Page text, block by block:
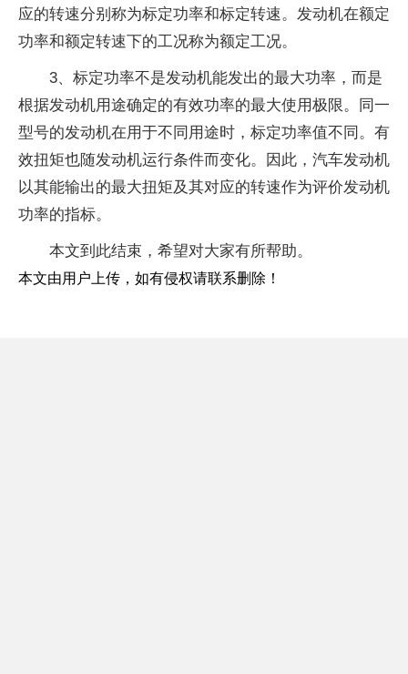
应的转速分别称为标定功率和标定转速。发动机在额定
功率和额定转速下的工况称为额定工况。
3、标定功率不是发动机能发出的最大功率，而是
根据发动机用途确定的有效功率的最大使用极限。同一
型号的发动机在用于不同用途时，标定功率值不同。有
效扭矩也随发动机运行条件而变化。因此，汽车发动机
以其能输出的最大扭矩及其对应的转速作为评价发动机
功率的指标。
本文到此结束，希望对大家有所帮助。
本文由用户上传，如有侵权请联系删除！